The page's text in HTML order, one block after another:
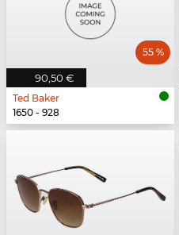
90,50 €
55 %
Ted Baker
1650 - 928